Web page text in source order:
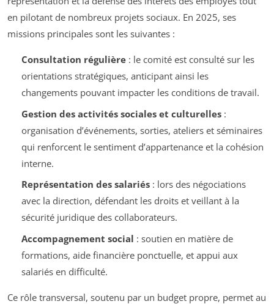
en pilotant de nombreux projets sociaux. En 2025, ses
missions principales sont les suivantes :
Consultation régulière: le comité est consulté sur les
orientations stratégiques, anticipant ainsi les
changements pouvant impacter les conditions de travail.
Gestion des activités sociales et culturelles:
organisation d’événements, sorties, ateliers et séminaires
qui renforcent le sentiment d’appartenance et la cohésion
interne.
Représentation des salariés: lors des négociations
avec la direction, défendant les droits et veillant à la
sécurité juridique des collaborateurs.
Accompagnement social : soutien en matière de
formations, aide financière ponctuelle, et appui aux
salariés en difficulté.
Ce rôle transversal, soutenu par un budget propre, permet au